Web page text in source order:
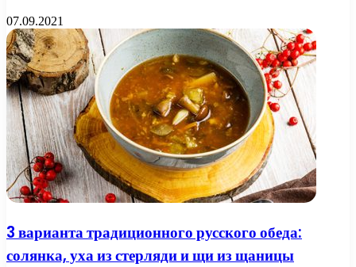
07.09.2021
3 варианта традиционного русского обеда:
солянка, уха из стерляди и щи из щаницы